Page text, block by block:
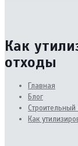
Как
отходы
Главная
Блог
Как